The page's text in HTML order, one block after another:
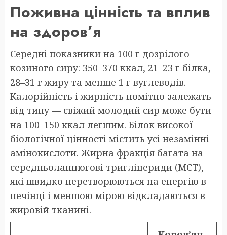
Поживна цінність та вплив
на здоров’я
Середні показники на 100 г дозрілого
козиного сиру: 350–370 ккал, 21–23 г білка,
28–31 г жиру та менше 1 г вуглеводів.
Калорійність і жирність помітно залежать
від типу — свіжий молодий сир може бути
на 100–150 ккал легшим. Білок високої
біологічної цінності містить усі незамінні
амінокислоти. Жирна фракція багата на
середньоланцюгові тригліцериди (МСТ),
які швидко перетворюються на енергію в
печінці і меншою мірою відкладаються в
жировій тканині.